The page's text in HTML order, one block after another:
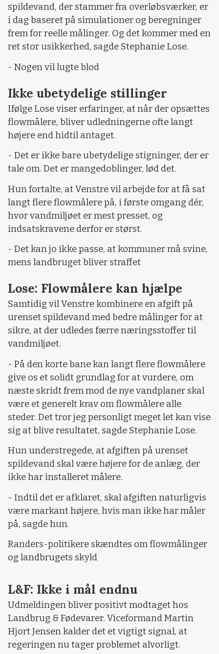
spildevand, der stammer fra overløbsværker, er
i dag baseret på simulationer og beregninger
frem for reelle målinger. Og det kommer med en
ret stor usikkerhed, sagde Stephanie Lose.
- Nogen vil lugte blod
Ikke ubetydelige stillinger
Ifølge Lose viser erfaringer, at når der opsættes
flowmålere, bliver udledningerne ofte langt
højere end hidtil antaget.
- Det er ikke bare ubetydelige stigninger, der er
tale om. Det er mangedoblinger, lød det.
Hun fortalte, at Venstre vil arbejde for at få sat
langt flere flowmålere på, i første omgang dér,
hvor vandmiljøet er mest presset, og
indsatskravene derfor er størst.
- Det kan jo ikke passe, at kommuner må svine,
mens landbruget bliver straffet
Lose: Flowmålere kan hjælpe
Samtidig vil Venstre kombinere en afgift på
urenset spildevand med bedre målinger for at
sikre, at der udledes færre næringsstoffer til
vandmiljøet.
- På den korte bane kan langt flere flowmålere
give os et solidt grundlag for at vurdere, om
næste skridt frem mod de nye vandplaner skal
være et generelt krav om flowmålere alle
steder. Det tror jeg personligt meget let kan vise
sig at blive resultatet, sagde Stephanie Lose.
Hun understregede, at afgiften på urenset
spildevand skal være højere for de anlæg, der
ikke har installeret målere.
- Indtil det er afklaret, skal afgiften naturligvis
være markant højere, hvis man ikke har måler
på, sagde hun.
Randers-politikere skændtes om flowmålinger
og landbrugets skyld
L&F: Ikke i mål endnu
Udmeldingen bliver positivt modtaget hos
Landbrug & Fødevarer. Viceformand Martin
Hjort Jensen kalder det et vigtigt signal, at
regeringen nu tager problemet alvorligt.